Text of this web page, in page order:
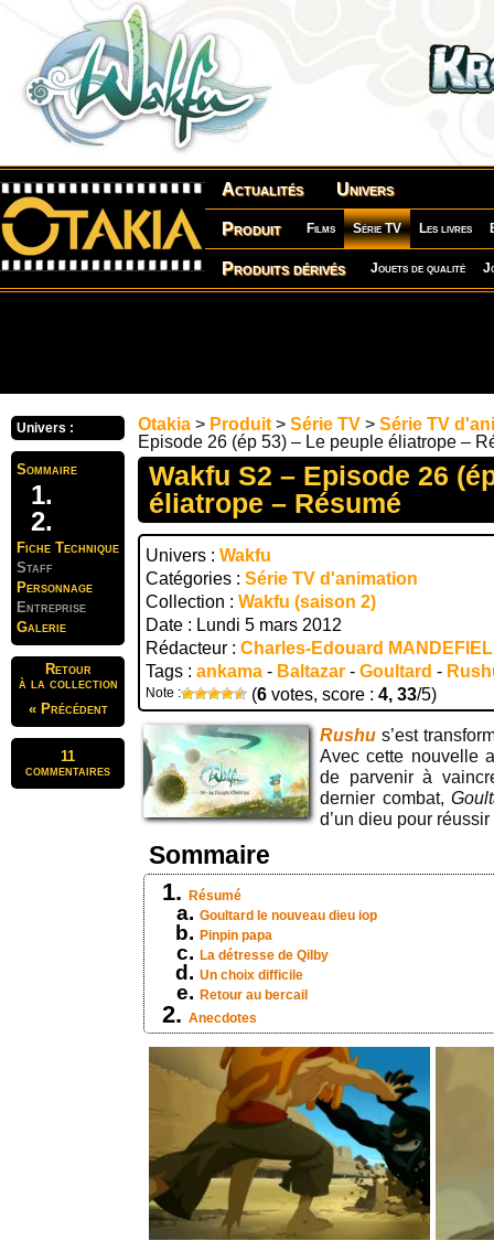
Actualités Univers
Produit Films Série TV Les livres
Produits dérivés Jouets de qualité
Univers :
Sommaire
Fiche Technique
Staff
Personnage
Entreprise
Galerie
Retour
à la collection
« Précédent
11
commentaires
Otakia > Produit > Série TV > Série TV
Episode 26 (ép 53) – Le peuple éliatrope –
Wakfu S2 – Episode 26
éliatrope – Résumé
Univers : Wakfu
Catégories : Série TV d'animation
Collection : Wakfu (saison 2)
Date : Lundi 5 mars 2012
Rédacteur : Charles-Edouard
Tags : ankama - Baltazar - Goultard -
Note : (6 votes, score : 4, 33/5)
Rushu s’est
Avec cette nouvelle
de parvenir à
dernier combat,
d’un dieu pour
Sommaire
Résumé
Goultard le nouveau dieu iop
Pinpin papa
La détresse de Qilby
Un choix difficile
Retour au bercail
Anecdotes